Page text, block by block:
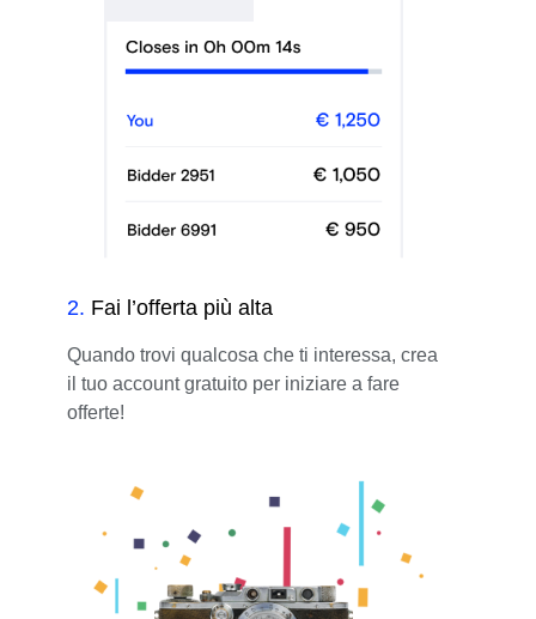
2. Fai l’offerta più alta
Quando trovi qualcosa che ti interessa, crea
il tuo account gratuito per iniziare a fare
offerte!